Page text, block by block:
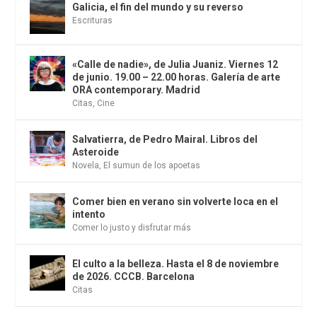
Galicia, el fin del mundo y su reverso
Escrituras
«Calle de nadie», de Julia Juaniz. Viernes 12
de junio. 19.00 – 22.00 horas. Galería de arte
ORA contemporary. Madrid
Citas, Cine
Salvatierra, de Pedro Mairal. Libros del
Asteroide
Novela, El sumun de los apoetas
Comer bien en verano sin volverte loca en el
intento
Comer lo justo y disfrutar más
El culto a la belleza. Hasta el 8 de noviembre
de 2026. CCCB. Barcelona
Citas